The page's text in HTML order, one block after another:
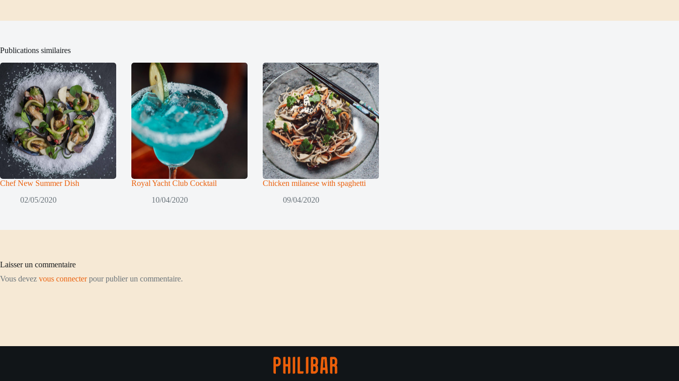
Publications similaires
Chef New Summer Dish
02/05/2020
Royal Yacht Club Cocktail
10/04/2020
Chicken milanese with spaghetti
09/04/2020
Laisser un commentaire
Vous devez vous connecterpour publier un commentaire.